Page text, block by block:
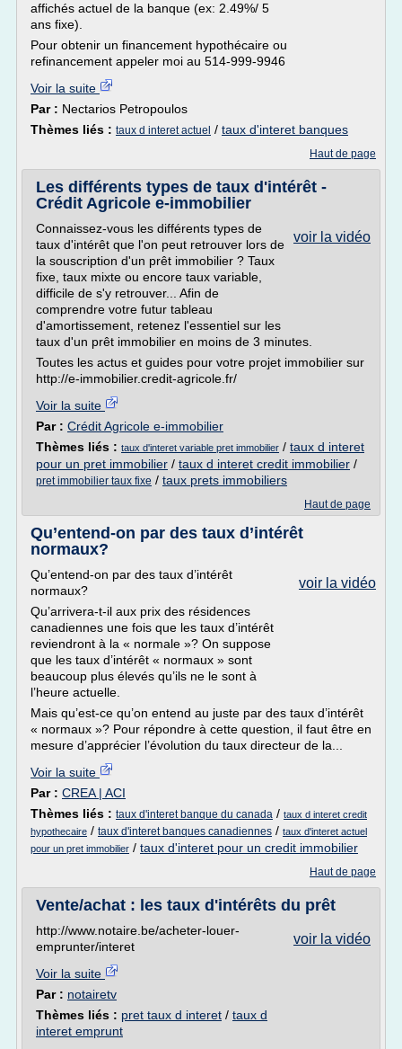
affichés actuel de la banque (ex: 2.49%/ 5
ans fixe).
Pour obtenir un financement hypothécaire ou
refinancement appeler moi au 514-999-9946
Voir la suite
Par : Nectarios Petropoulos
Thèmes liés : taux d interet actuel / taux d'interet banques
Haut de page
Les différents types de taux d'intérêt -
Crédit Agricole e-immobilier
voir la vidéo
Connaissez-vous les différents types de
taux d'intérêt que l'on peut retrouver lors de
la souscription d'un prêt immobilier ? Taux
fixe, taux mixte ou encore taux variable,
difficile de s'y retrouver... Afin de
comprendre votre futur tableau
d'amortissement, retenez l'essentiel sur les
taux d'un prêt immobilier en moins de 3 minutes.
Toutes les actus et guides pour votre projet immobilier sur
http://e-immobilier.credit-agricole.fr/
Voir la suite
Par : Crédit Agricole e-immobilier
Thèmes liés : taux d'interet variable pret immobilier / taux d interet
pour un pret immobilier / taux d interet credit immobilier /
pret immobilier taux fixe / taux prets immobiliers
Haut de page
Qu’entend-on par des taux d’intérêt
normaux?
voir la vidéo
Qu’entend-on par des taux d’intérêt
normaux?
Qu’arrivera-t-il aux prix des résidences
canadiennes une fois que les taux d’intérêt
reviendront à la « normale »? On suppose
que les taux d’intérêt « normaux » sont
beaucoup plus élevés qu’ils ne le sont à
l’heure actuelle.
Mais qu’est-ce qu’on entend au juste par des taux d’intérêt
« normaux »? Pour répondre à cette question, il faut être en
mesure d’apprécier l’évolution du taux directeur de la...
Voir la suite
Par : CREA | ACI
Thèmes liés : taux d'interet banque du canada / taux d interet credit
hypothecaire / taux d'interet banques canadiennes / taux d'interet actuel
pour un pret immobilier / taux d'interet pour un credit immobilier
Haut de page
Vente/achat : les taux d'intérêts du prêt
voir la vidéo
http://www.notaire.be/acheter-louer-
emprunter/interet
Voir la suite
Par : notairetv
Thèmes liés : pret taux d interet / taux d
interet emprunt